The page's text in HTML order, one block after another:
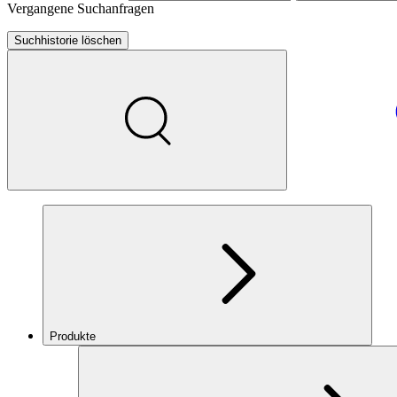
Vergangene Suchanfragen
Suchhistorie löschen
Produkte